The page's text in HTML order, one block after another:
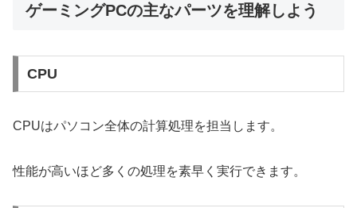
ゲーミングPCの主なパーツを理解しよう
CPU
CPUはパソコン全体の計算処理を担当します。
性能が高いほど多くの処理を素早く実行できます。